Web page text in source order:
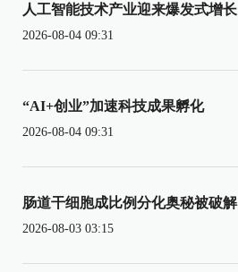
人工智能技术产业迎来爆发式增长
2026-08-04 09:31
“AI+创业”加速科技成果孵化
2026-08-04 09:31
肠道干细胞成比例分化奥秘被破解
2026-08-03 03:15